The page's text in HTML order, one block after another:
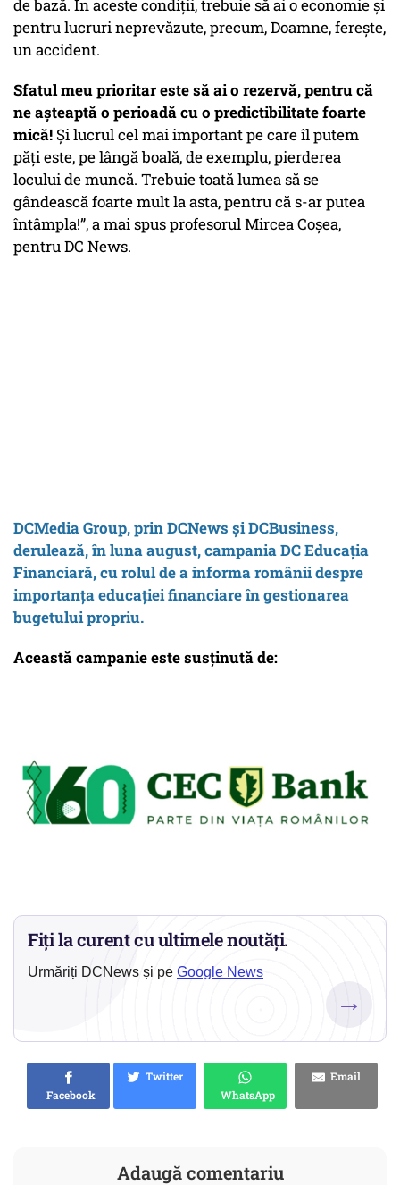
de bază. În aceste condiții, trebuie să ai o economie și
pentru lucruri neprevăzute, precum, Doamne, ferește,
un accident.
Sfatul meu prioritar este să ai o rezervă, pentru că
ne așteaptă o perioadă cu o predictibilitate foarte
mică! Și lucrul cel mai important pe care îl putem
păți este, pe lângă boală, de exemplu, pierderea
locului de muncă. Trebuie toată lumea să se
gândească foarte mult la asta, pentru că s-ar putea
întâmpla!”, a mai spus profesorul Mircea Coșea,
pentru DC News.
DCMedia Group, prin DCNews și DCBusiness,
derulează, în luna august, campania DC Educația
Financiară, cu rolul de a informa românii despre
importanța educației financiare în gestionarea
bugetului propriu.
Această campanie este susținută de:
Fiți la curent cu ultimele noutăți.
Urmăriți DCNews și pe Google News
→
Facebook
Twitter
WhatsApp
Email
Adaugă comentariu